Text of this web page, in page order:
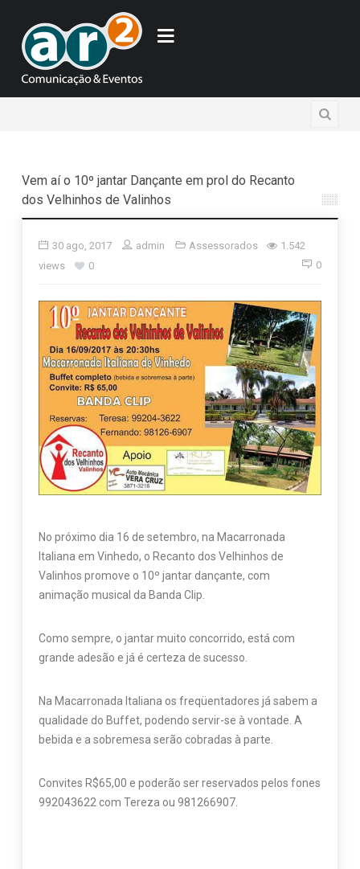
Vem aí o 10º jantar Dançante em prol do Recanto
dos Velhinhos de Valinhos
30 ago, 2017 admin Assessorados
1.542
views
0 0
No próximo dia 16 de setembro, na Macarronada
Italiana em Vinhedo, o Recanto dos Velhinhos de
Valinhos promove o 10º jantar dançante, com
animação musical da Banda Clip.
Como sempre, o jantar muito concorrido, está com
grande adesão e já é certeza de sucesso.
Na Macarronada Italiana os freqüentadores já sabem a
qualidade do Buffet, podendo servir-se à vontade. A
bebida e a sobremesa serão cobradas à parte.
Convites R$65,00 e poderão ser reservados pelos fones
992043622 com Tereza ou 981266907.